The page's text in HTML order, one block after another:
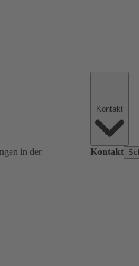
in der
Kontakt